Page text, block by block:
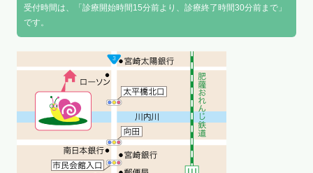
受付時間は、「診療開始時間15分前より、診療終了時間30分前まで」
です。